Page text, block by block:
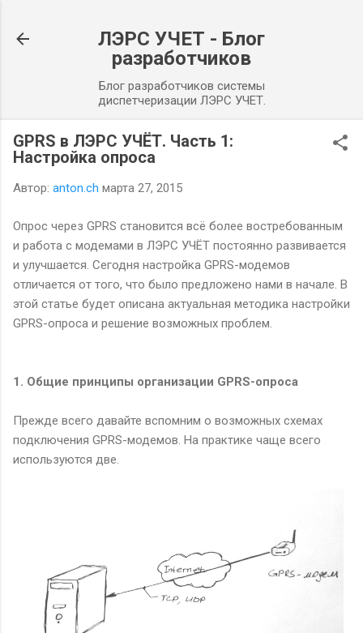
ЛЭРС УЧЕТ - Блог
разработчиков
Блог разработчиков системы
диспетчеризации ЛЭРС УЧЕТ.
GPRS в ЛЭРС УЧЁТ. Часть 1:
Настройка опроса
Автор: anton.ch марта 27, 2015
Опрос через GPRS становится всё более востребованным
и работа с модемами в ЛЭРС УЧЁТ постоянно развивается
и улучшается. Сегодня настройка GPRS-модемов
отличается от того, что было предложено нами в начале. В
этой статье будет описана актуальная методика настройки
GPRS-опроса и решение возможных проблем.
1. Общие принципы организации GPRS-опроса
Прежде всего давайте вспомним о возможных схемах
подключения GPRS-модемов. На практике чаще всего
используются две.